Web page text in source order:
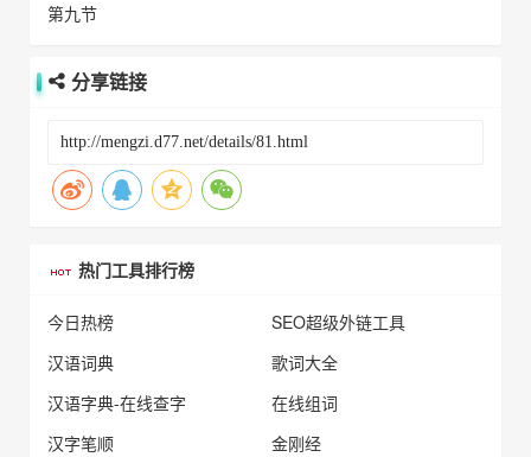
第九节
分享链接
热门工具排行榜
今日热榜
SEO超级外链工具
汉语词典
歌词大全
汉语字典-在线查字
在线组词
汉字笔顺
金刚经